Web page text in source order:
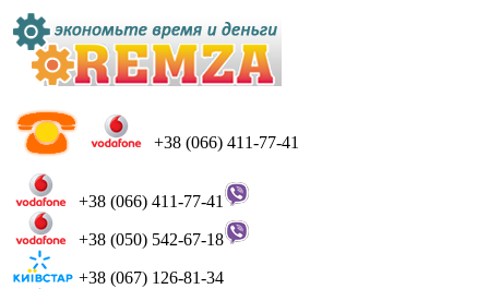
+38 (066) 411-77-41
+38 (066) 411-77-41
+38 (050) 542-67-18
+38 (067) 126-81-34